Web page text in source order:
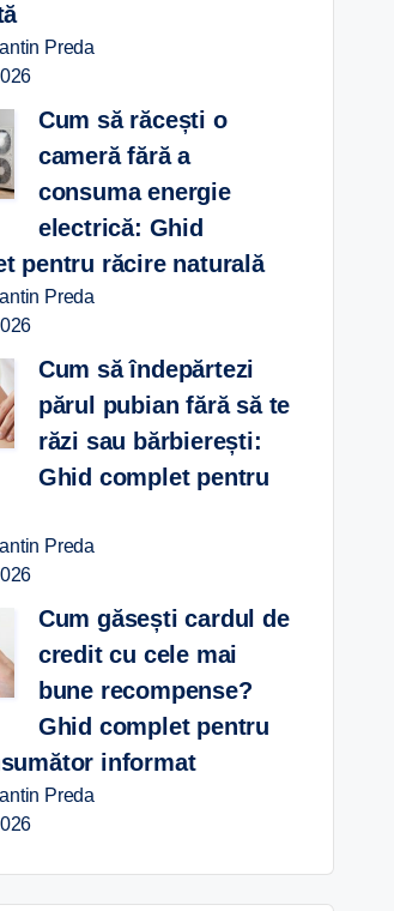
Preda
Cum să răcești o
cameră fără a
consuma energie
electrică: Ghid
pentru răcire naturală
Preda
Cum să îndepărtezi
părul pubian fără să te
răzi sau bărbierești:
Ghid complet pentru
Preda
Cum găsești cardul de
credit cu cele mai
bune recompense?
Ghid complet pentru
informat
Preda